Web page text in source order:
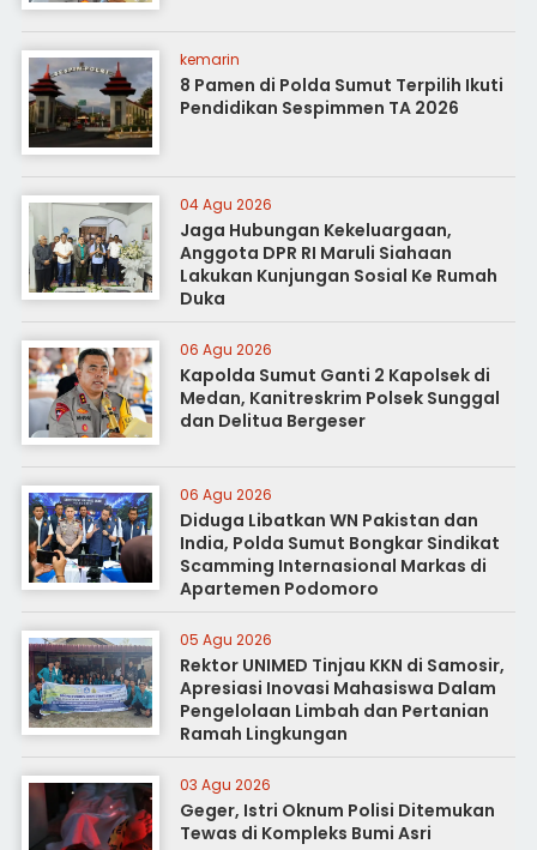
kemarin
8 Pamen di Polda Sumut Terpilih Ikuti
Pendidikan Sespimmen TA 2026
04 Agu 2026
Jaga Hubungan Kekeluargaan,
Anggota DPR RI Maruli Siahaan
Lakukan Kunjungan Sosial Ke Rumah
Duka
06 Agu 2026
Kapolda Sumut Ganti 2 Kapolsek di
Medan, Kanitreskrim Polsek Sunggal
dan Delitua Bergeser
06 Agu 2026
Diduga Libatkan WN Pakistan dan
India, Polda Sumut Bongkar Sindikat
Scamming Internasional Markas di
Apartemen Podomoro
05 Agu 2026
Rektor UNIMED Tinjau KKN di Samosir,
Apresiasi Inovasi Mahasiswa Dalam
Pengelolaan Limbah dan Pertanian
Ramah Lingkungan
03 Agu 2026
Geger, Istri Oknum Polisi Ditemukan
Tewas di Kompleks Bumi Asri